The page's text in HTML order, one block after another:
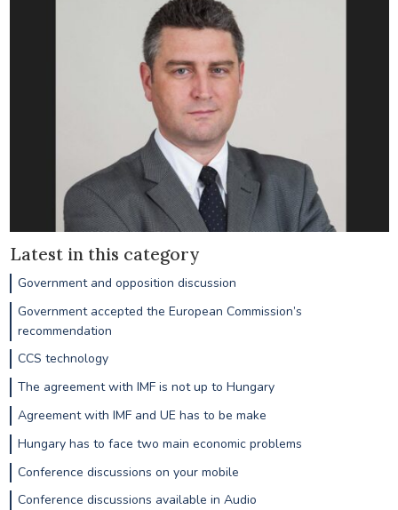
Latest in this category
Government and opposition discussion
Government accepted the European Commission’s
recommendation
CCS technology
The agreement with IMF is not up to Hungary
Agreement with IMF and UE has to be make
Hungary has to face two main economic problems
Conference discussions on your mobile
Conference discussions available in Audio